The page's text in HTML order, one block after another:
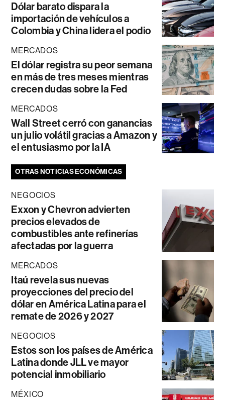
Dólar barato dispara la
importación de vehículos a
Colombia y China lidera el podio
MERCADOS
El dólar registra su peor semana
en más de tres meses mientras
crecen dudas sobre la Fed
MERCADOS
Wall Street cerró con ganancias
un julio volátil gracias a Amazon y
el entusiasmo por la IA
OTRAS NOTICIAS ECONÓMICAS
NEGOCIOS
Exxon y Chevron advierten
precios elevados de
combustibles ante refinerías
afectadas por la guerra
MERCADOS
Itaú revela sus nuevas
proyecciones del precio del
dólar en América Latina para el
remate de 2026 y 2027
NEGOCIOS
Estos son los países de América
Latina donde JLL ve mayor
potencial inmobiliario
MÉXICO